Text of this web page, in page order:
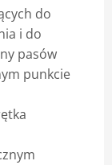
do
i do
pasów
punkcie